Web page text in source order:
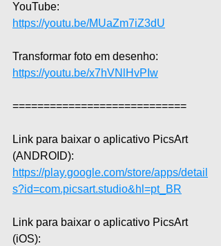
YouTube:
https://youtu.be/MUaZm7iZ3dU
Transformar foto em desenho:
https://youtu.be/x7hVNlHvPIw
============================
Link para baixar o aplicativo PicsArt
(ANDROID):
https://play.google.com/store/apps/detail
s?id=com.picsart.studio&hl=pt_BR
Link para baixar o aplicativo PicsArt
(iOS):